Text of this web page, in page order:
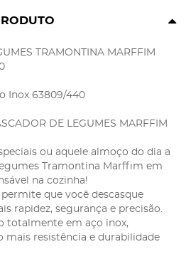
TRAMONTINA MARFFIM
Inox 63809/440
DE LEGUMES MARFFIM
ou aquele almoço do dia a
Tramontina Marffim em
na cozinha!
que você descasque
rapidez, segurança e precisão.
totalmente em aço inox,
mais resistência e durabilidade